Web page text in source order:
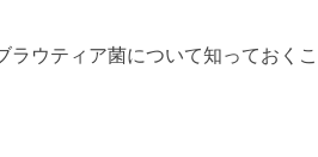
ウティア菌について知っておく